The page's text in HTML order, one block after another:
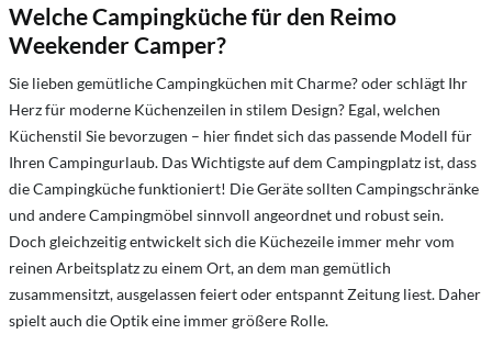
Welche Campingküche für den Reimo
Weekender Camper?
Sie lieben gemütliche Campingküchen mit Charme? oder schlägt Ihr
Herz für moderne Küchenzeilen in stilem Design? Egal, welchen
Küchenstil Sie bevorzugen – hier findet sich das passende Modell für
Ihren Campingurlaub. Das Wichtigste auf dem Campingplatz ist, dass
die Campingküche funktioniert! Die Geräte sollten Campingschränke
und andere Campingmöbel sinnvoll angeordnet und robust sein.
Doch gleichzeitig entwickelt sich die Küchezeile immer mehr vom
reinen Arbeitsplatz zu einem Ort, an dem man gemütlich
zusammensitzt, ausgelassen feiert oder entspannt Zeitung liest. Daher
spielt auch die Optik eine immer größere Rolle.